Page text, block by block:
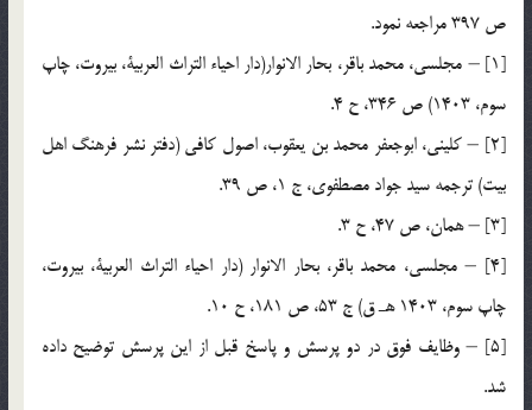
ص 397 مراجعه نمود.
[1] – مجلسى، محمد باقر، بحار الانوار(دار احياء التراث العربية، بيروت، چاپ
سوم، 1403) ص 346، ح 4.
[2] – كلينى، ابوجعفر محمد بن يعقوب، اصول كافى (دفتر نشر فرهنگ اهل
بيت) ترجمه سيد جواد مصطفوى، ج 1، ص 39.
[3] – همان، ص 47، ح 3.
[4] – مجلسى، محمد باقر، بحار الانوار (دار احياء التراث العربية، بيروت،
چاپ سوم، 1403 هـ ق) ج 53، ص 181، ح 10.
[5] – وظايف فوق در دو پرسش و پاسخ قبل از اين پرسش توضيح داده
شد.